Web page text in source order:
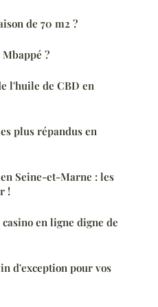
de 70 m2 ?
?
l'huile de CBD en
plus répandus en
Seine-et-Marne : les
!
en ligne digne de
d'exception pour vos